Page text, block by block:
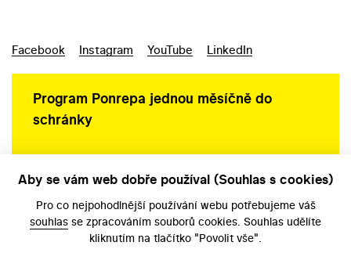
Facebook Instagram YouTube LinkedIn
Program Ponrepa jednou měsíčně do
schránky
Aby se vám web dobře používal (Souhlas s cookies)
Pro co nejpohodlnější používání webu potřebujeme váš
souhlas se zpracováním souborů cookies. Souhlas udělíte
kliknutím na tlačítko "Povolit vše".